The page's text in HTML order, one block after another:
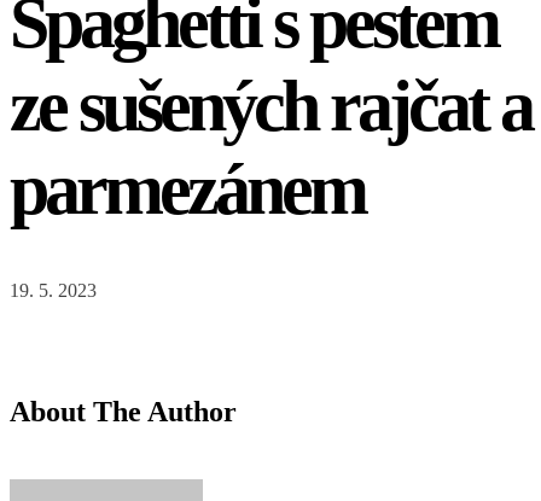
Spaghetti s pestem
ze sušených rajčat a
parmezánem
19. 5. 2023
About The Author